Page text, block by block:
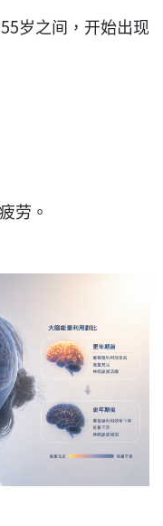
岁之间，开始出现
劳。